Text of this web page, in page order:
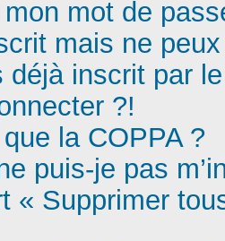
mon mot de
mais ne
déjà inscrit par
?!
que la COPPA ?
puis-je pas
« Supprimer